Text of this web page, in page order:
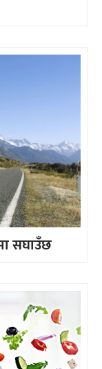
सघाउँछ